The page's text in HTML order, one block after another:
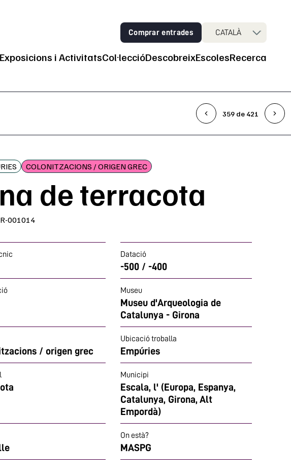
Comprar entrades CATALÀ
principal
Exposicions i ActivitatsCol·leccióDescobreixEscolesRecerca
359 de 421
COLONITZACIONS / ORIGEN GREC
de terracota
001014
Datació
-500 / -400
Museu
Museu d'Arqueologia de
Catalunya - Girona
/ origen grec
Ubicació troballa
Empúries
Municipi
Escala, l' (Europa, Espanya,
Catalunya, Girona, Alt
Empordà)
On està?
MASPG